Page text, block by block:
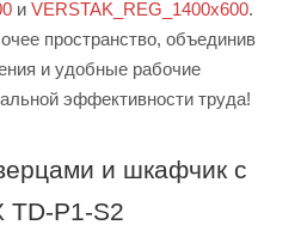
и VERSTAK_REG_1400х600.
пространство, объединив
и удобные рабочие
эффективности труда!
и шкафчик с
TD-P1-S2